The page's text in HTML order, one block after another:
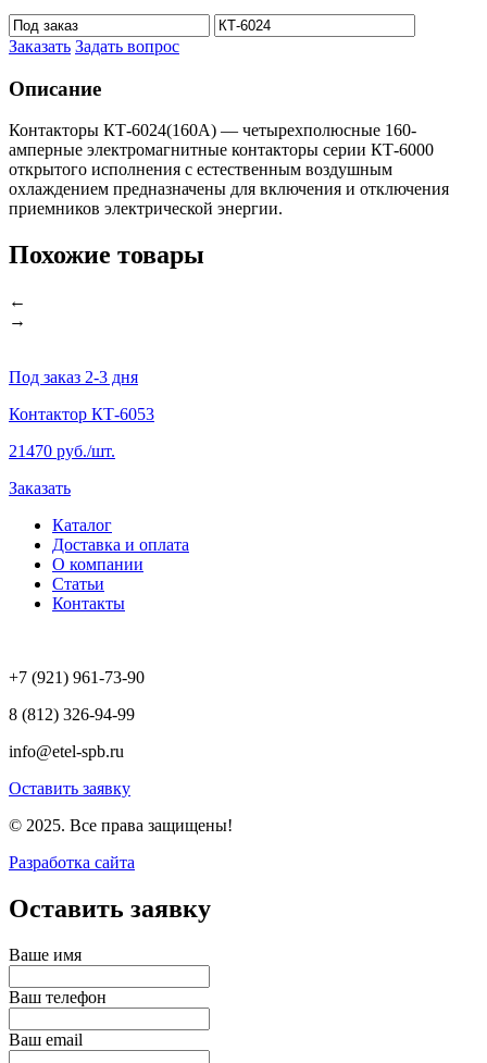
Заказать Задать вопрос
Описание
Контакторы КТ-6024(160А) — четырехполюсные 160-
амперные электромагнитные контакторы серии КТ-6000
открытого исполнения с естественным воздушным
охлаждением предназначены для включения и отключения
приемников электрической энергии.
Похожие товары
←
→
Под заказ 2-3 дня
Контактор КТ-6053
21470 руб./шт.
Заказать
Каталог
Доставка и оплата
О компании
Статьи
Контакты
+7 (921) 961-73-90
8 (812) 326-94-99
info@etel-spb.ru
Оставить заявку
© 2025. Все права защищены!
Разработка сайта
Оставить заявку
Ваше имя
Ваш телефон
Ваш email